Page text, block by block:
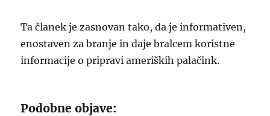
Ta članek je zasnovan tako, da je informativen,
enostaven za branje in daje bralcem koristne
informacije o pripravi ameriških palačink.
Podobne objave: